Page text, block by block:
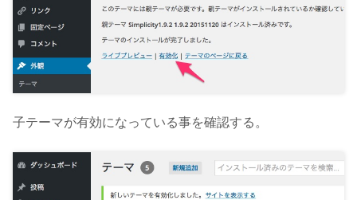
子テーマが有効になっている事を確認する。